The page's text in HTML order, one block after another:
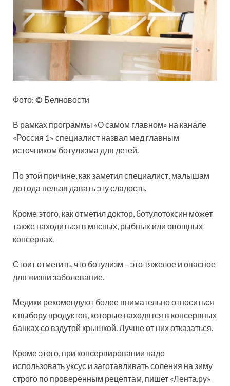
Фото: © Белновости
В рамках программы «О самом главном» на канале
«Россия 1» специалист назвал мед главным
источником ботулизма для детей.
По этой причине, как заметил специалист, малышам
до года нельзя давать эту сладость.
Кроме этого, как отметил доктор, ботулотоксин может
также находиться в мясных, рыбных или овощных
консервах.
Стоит отметить, что ботулизм – это тяжелое и опасное
для жизни заболевание.
Медики рекомендуют более внимательно относиться
к выбору продуктов, которые находятся в консервных
банках со вздутой крышкой. Лучше от них отказаться.
Кроме этого, при консервировании надо
использовать уксус и заготавливать соления на зиму
строго по проверенным рецептам, пишет «Лента.ру»